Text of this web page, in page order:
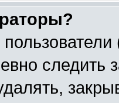
следить